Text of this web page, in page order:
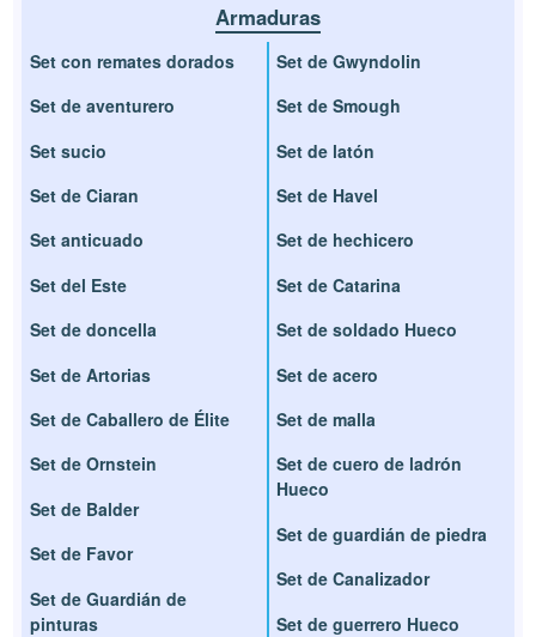
Armaduras
Set con remates dorados
Set de aventurero
Set sucio
Set de Ciaran
Set anticuado
Set del Este
Set de doncella
Set de Artorias
Set de Caballero de Élite
Set de Ornstein
Set de Balder
Set de Favor
Set de Guardián de
pinturas
Set de Gwyndolin
Set de Smough
Set de latón
Set de Havel
Set de hechicero
Set de Catarina
Set de soldado Hueco
Set de acero
Set de malla
Set de cuero de ladrón
Hueco
Set de guardián de piedra
Set de Canalizador
Set de guerrero Hueco